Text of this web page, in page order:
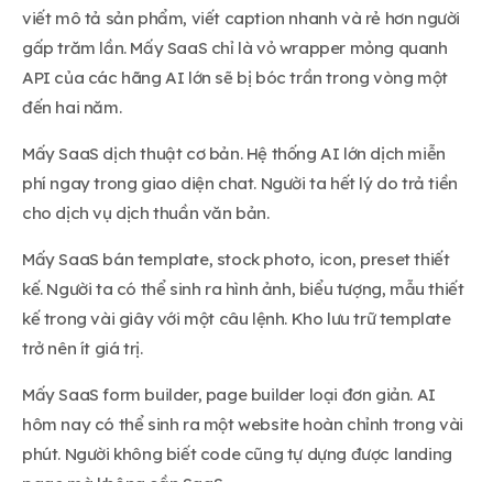
viết mô tả sản phẩm, viết caption nhanh và rẻ hơn người
gấp trăm lần. Mấy SaaS chỉ là vỏ wrapper mỏng quanh
API của các hãng AI lớn sẽ bị bóc trần trong vòng một
đến hai năm.
Mấy SaaS dịch thuật cơ bản. Hệ thống AI lớn dịch miễn
phí ngay trong giao diện chat. Người ta hết lý do trả tiền
cho dịch vụ dịch thuần văn bản.
Mấy SaaS bán template, stock photo, icon, preset thiết
kế. Người ta có thể sinh ra hình ảnh, biểu tượng, mẫu thiết
kế trong vài giây với một câu lệnh. Kho lưu trữ template
trở nên ít giá trị.
Mấy SaaS form builder, page builder loại đơn giản. AI
hôm nay có thể sinh ra một website hoàn chỉnh trong vài
phút. Người không biết code cũng tự dựng được landing